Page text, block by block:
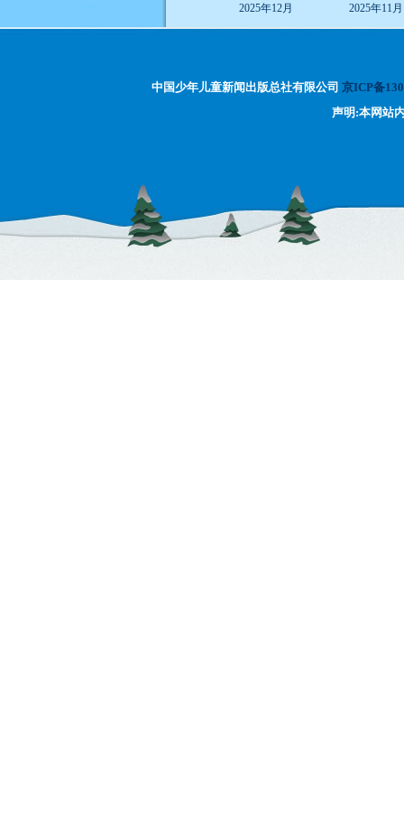
2025年12月 2025年11月
中国少年儿童新闻出版总社有限公司 京ICP备
声明:本网站